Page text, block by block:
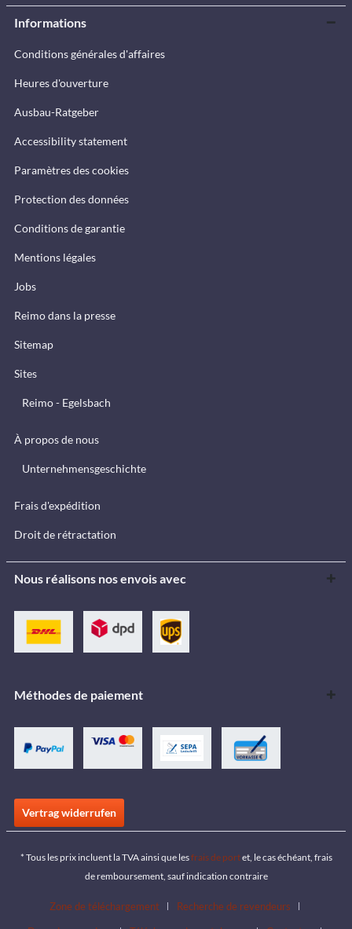
Informations
Conditions générales d'affaires
Heures d'ouverture
Ausbau-Ratgeber
Accessibility statement
Paramètres des cookies
Protection des données
Conditions de garantie
Mentions légales
Jobs
Reimo dans la presse
Sitemap
Sites
Reimo - Egelsbach
À propos de nous
Unternehmensgeschichte
Frais d'expédition
Droit de rétractation
Nous réalisons nos envois avec
Méthodes de paiement
Vertrag widerrufen
* Tous les prix incluent la TVA ainsi que lesfrais de portet, le cas échéant, frais
de remboursement, sauf indication contraire
Zone de téléchargement
Recherche de revendeurs